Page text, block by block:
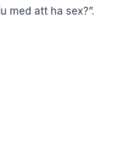
med att ha sex?”.